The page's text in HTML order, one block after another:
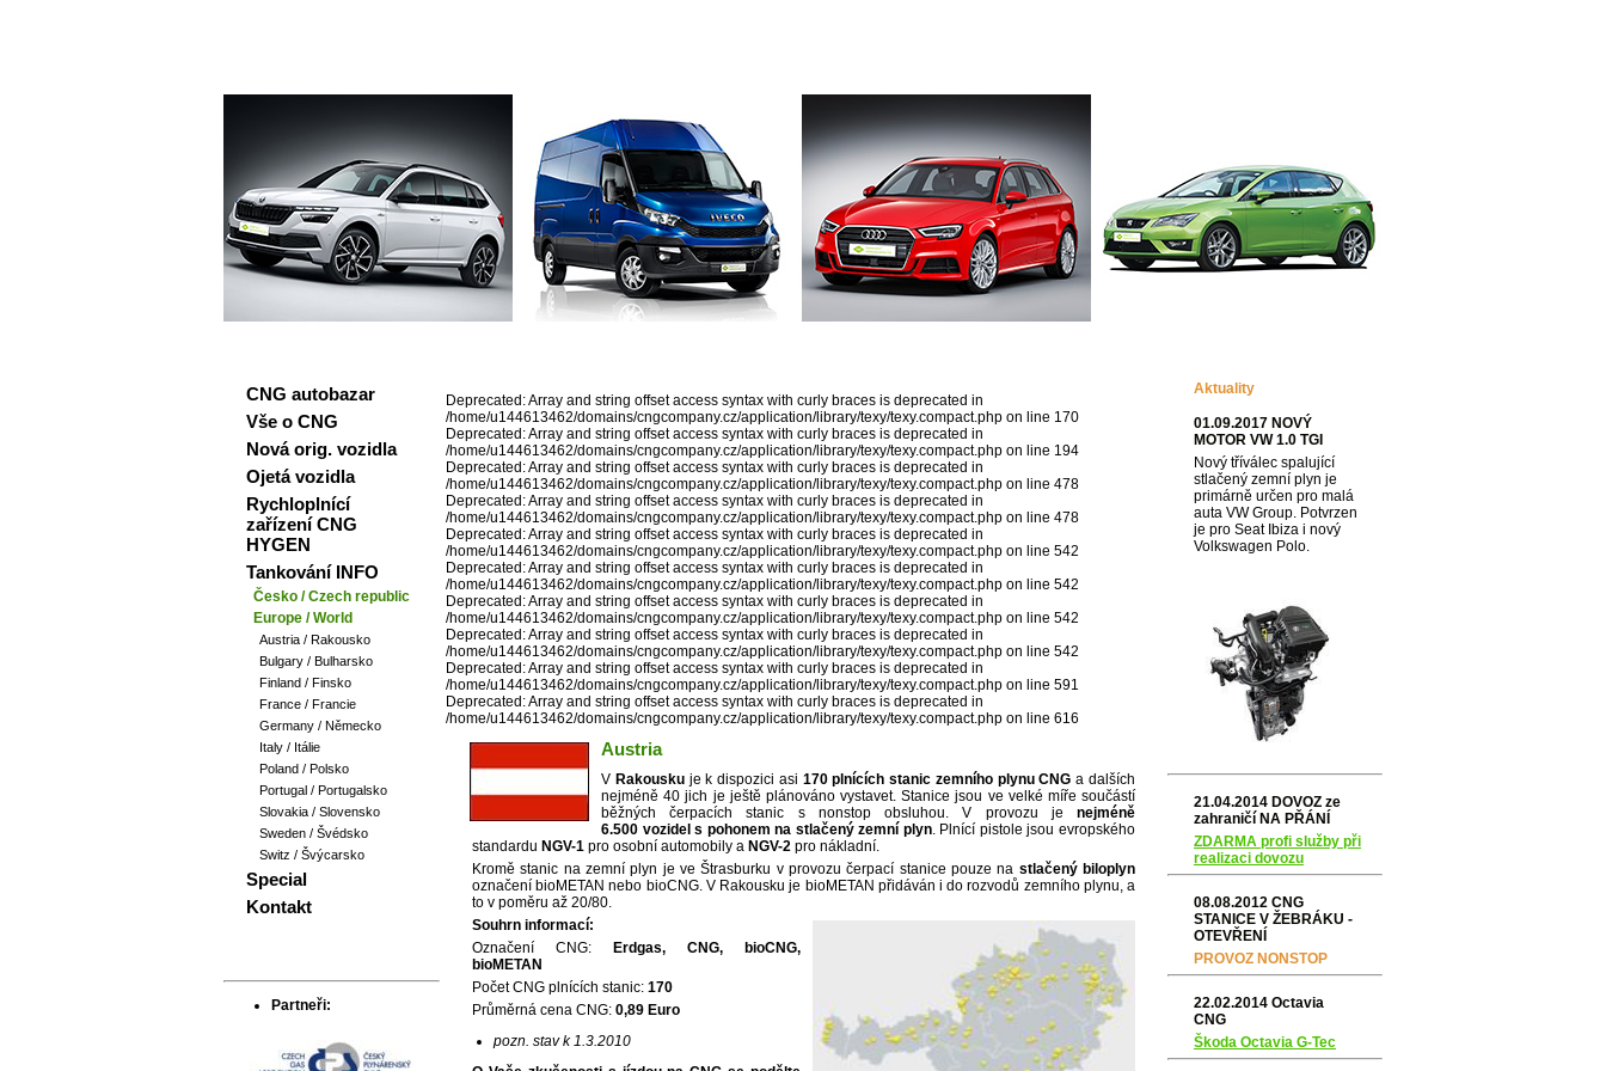
Deprecated: Array and string offset access syntax with curly braces is deprecated in
/home/u144613462/domains/cngcompany.cz/application/library/texy/texy.compact.php on line 170
Deprecated: Array and string offset access syntax with curly braces is deprecated in
/home/u144613462/domains/cngcompany.cz/application/library/texy/texy.compact.php on line 194
Deprecated: Array and string offset access syntax with curly braces is deprecated in
/home/u144613462/domains/cngcompany.cz/application/library/texy/texy.compact.php on line 478
Deprecated: Array and string offset access syntax with curly braces is deprecated in
/home/u144613462/domains/cngcompany.cz/application/library/texy/texy.compact.php on line 478
Deprecated: Array and string offset access syntax with curly braces is deprecated in
/home/u144613462/domains/cngcompany.cz/application/library/texy/texy.compact.php on line 542
Deprecated: Array and string offset access syntax with curly braces is deprecated in
/home/u144613462/domains/cngcompany.cz/application/library/texy/texy.compact.php on line 542
Deprecated: Array and string offset access syntax with curly braces is deprecated in
/home/u144613462/domains/cngcompany.cz/application/library/texy/texy.compact.php on line 542
Deprecated: Array and string offset access syntax with curly braces is deprecated in
/home/u144613462/domains/cngcompany.cz/application/library/texy/texy.compact.php on line 542
Deprecated: Array and string offset access syntax with curly braces is deprecated in
/home/u144613462/domains/cngcompany.cz/application/library/texy/texy.compact.php on line 591
Deprecated: Array and string offset access syntax with curly braces is deprecated in
/home/u144613462/domains/cngcompany.cz/application/library/texy/texy.compact.php on line 616
Austria
V Rakouskuje k dispozici asi 170 plnících stanic zemního plynu CNG a dalších
nejméně 40 jich je ještě plánováno vystavet. Stanice jsou ve velké míře součástí
běžných čerpacích stanic s nonstop obsluhou. V provozu je nejméně
6.500 vozidel s pohonem na stlačený zemní plyn. Plnící pistole jsou evropského
standardu NGV-1 pro osobní automobily a NGV-2 pro nákladní.
Kromě stanic na zemní plyn je ve Štrasburku v provozu čerpací stanice pouze na stlačený biloplyn
označení bioMETAN nebo bioCNG. V Rakousku je bioMETAN přidáván i do rozvodů zemního plynu, a
to v poměru až 20/80.
Souhrn informací:
Označení CNG:
Erdgas, CNG, bioCNG,
bioMETAN
Počet CNG plnících stanic: 170
Průměrná cena CNG: 0,89 Euro
pozn. stav k 1.3.2010
CNG autobazar
Vše o CNG
Nová orig. vozidla
Ojetá vozidla
Rychloplnící
zařízení CNG
HYGEN
Tankování INFO
Česko / Czech republic
Europe / World
Austria / Rakousko
Bulgary / Bulharsko
Finland / Finsko
France / Francie
Germany / Německo
Italy / Itálie
Poland / Polsko
Portugal / Portugalsko
Slovakia / Slovensko
Sweden / Švédsko
Switz / Švýcarsko
Special
Kontakt
Partneři:
Aktuality
01.09.2017 NOVÝ
MOTOR VW 1.0 TGI
Nový tříválec spalující
stlačený zemní plyn je
primárně určen pro malá
auta VW Group. Potvrzen
je pro Seat Ibiza i nový
Volkswagen Polo.
21.04.2014 DOVOZ ze
zahraničí NA PŘÁNÍ
ZDARMA profi služby při
realizaci dovozu
08.08.2012 CNG
STANICE V ŽEBRÁKU -
OTEVŘENÍ
PROVOZ NONSTOP
22.02.2014 Octavia
CNG
Škoda Octavia G-Tec